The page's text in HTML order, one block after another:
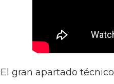
El gran apartado técnico